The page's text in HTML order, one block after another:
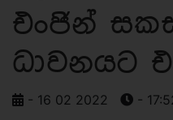
එංජින්
ධාවනයට
- 16 02 2022 -